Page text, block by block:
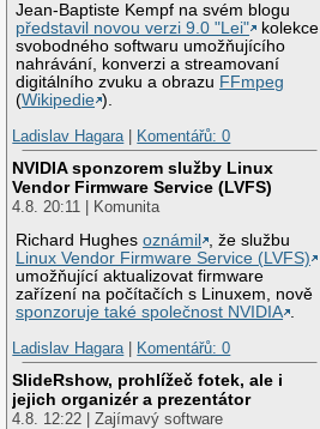
Jean-Baptiste Kempf na svém blogu
představil novou verzi 9.0 "Lei"
kolekce
svobodného softwaru umožňujícího
nahrávání, konverzi a streamovaní
digitálního zvuku a obrazu FFmpeg
(Wikipedie ).
Ladislav Hagara| Komentářů: 0
NVIDIA sponzorem služby Linux
Vendor Firmware Service (LVFS)
4.8. 20:11 | Komunita
Richard Hughesoznámil
, že službu
Linux Vendor Firmware Service (LVFS)
umožňující aktualizovat firmware
zařízení na počítačích s Linuxem, nově
sponzoruje také společnost NVIDIA .
Ladislav Hagara| Komentářů: 0
SlideRshow, prohlížeč fotek, ale i
jejich organizér a prezentátor
4.8. 12:22 | Zajímavý software